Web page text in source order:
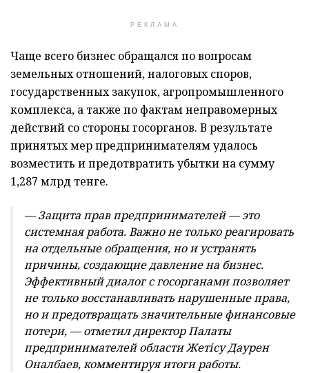
РЕКЛАМА
Чаще всего бизнес обращался по вопросам
земельных отношений, налоговых споров,
государственных закупок, агропромышленного
комплекса, а также по фактам неправомерных
действий со стороны госорганов. В результате
принятых мер предпринимателям удалось
возместить и предотвратить убытки на сумму
1,287 млрд тенге.
— Защита прав предпринимателей — это
системная работа. Важно не только реагировать
на отдельные обращения, но и устранять
причины, создающие давление на бизнес.
Эффективный диалог с госорганами позволяет
не только восстанавливать нарушенные права,
но и предотвращать значительные финансовые
потери, — отметил директор Палаты
предпринимателей области Жетісу Даурен
Оналбаев, комментируя итоги работы.